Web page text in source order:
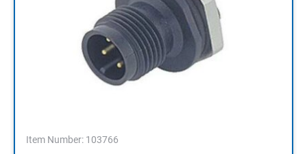
Item Number: 103766